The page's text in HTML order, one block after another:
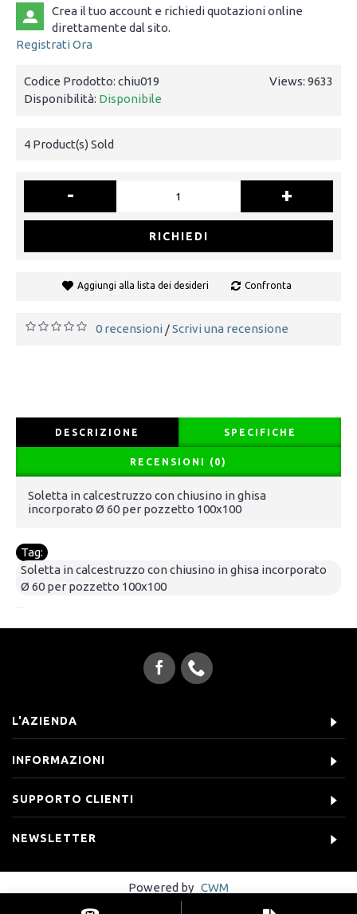
Crea il tuo account e richiedi quotazioni online
direttamente dal sito.
Registrati Ora
Views: 9633
Codice Prodotto: chiu019
Disponibilità: Disponibile
4 Product(s) Sold
- +
RICHIEDI
Aggiungi alla lista dei desideri Confronta
0 recensioni /Scrivi una recensione
DESCRIZIONE SPECIFICHE
RECENSIONI (0)
Soletta in calcestruzzo con chiusino in ghisa
incorporato Ø 60 per pozzetto 100x100
Tag:
Soletta in calcestruzzo con chiusino in ghisa incorporato
Ø 60 per pozzetto 100x100
L'AZIENDA
INFORMAZIONI
SUPPORTO CLIENTI
NEWSLETTER
Powered by CWM